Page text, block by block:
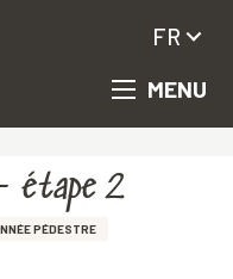
MENU
FR
étape 2
PÉDESTRE